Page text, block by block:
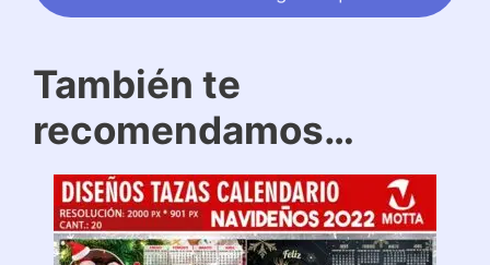
También te
recomendamos…